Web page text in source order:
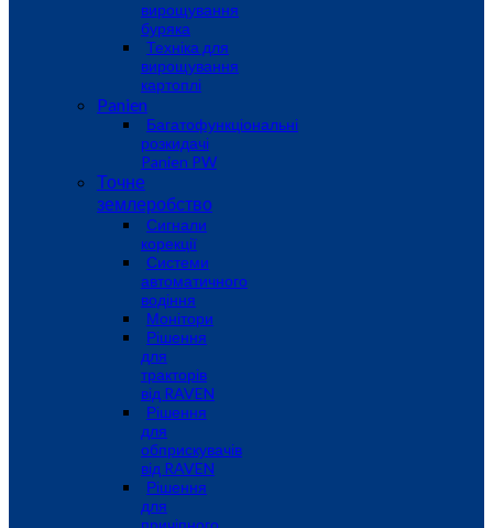
вирощування
буряка
Техніка для
вирощування
картоплі
Panien
Багатофункціональні
розкидачі
Panien PW
Точне
землеробство
Сигнали
корекції
Системи
автоматичного
водіння
Монітори
Рішення
для
тракторів
від RAVEN
Рішення
для
обприскувачів
від RAVEN
Рішення
для
причіпного